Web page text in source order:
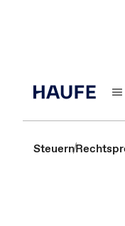
Steuern